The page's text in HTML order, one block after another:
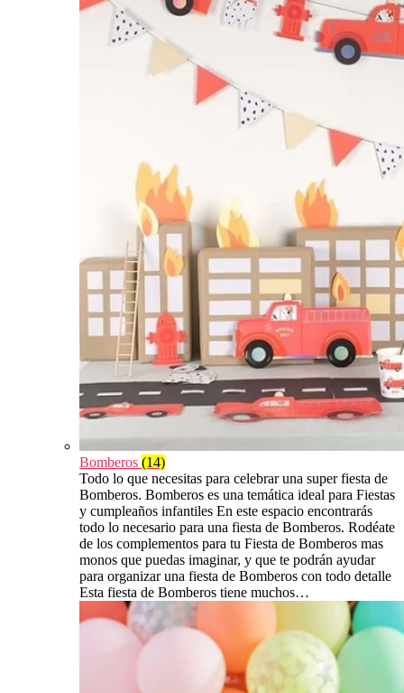
Bomberos (14)
Todo lo que necesitas para celebrar una super fiesta de
Bomberos. Bomberos es una temática ideal para Fiestas
y cumpleaños infantiles En este espacio encontrarás
todo lo necesario para una fiesta de Bomberos. Rodéate
de los complementos para tu Fiesta de Bomberos mas
monos que puedas imaginar, y que te podrán ayudar
para organizar una fiesta de Bomberos con todo detalle
Esta fiesta de Bomberos tiene muchos…